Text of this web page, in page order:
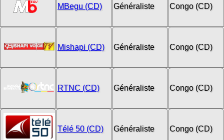
MBegu (CD) Généraliste Congo (CD)
Mishapi (CD) Généraliste Congo (CD)
RTNC (CD) Généraliste Congo (CD)
Télé 50 (CD) Généraliste Congo (CD)